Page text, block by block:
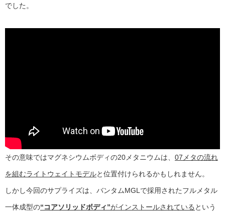
でした。
その意味ではマグネシウムボディの20メタニウムは、 07メタの流れ
を組むライトウェイトモデルと位置付けられるかもしれません。
しかし今回のサプライズは、バンタムMGLで採用されたフルメタル
一体成型の“コアソリッドボディ”がインストールされている という